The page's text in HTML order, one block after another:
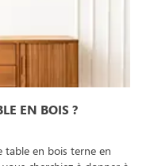
EN BOIS ?
table en bois terne en